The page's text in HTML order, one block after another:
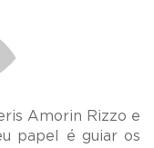
Amorin Rizzo e
papel é guiar os